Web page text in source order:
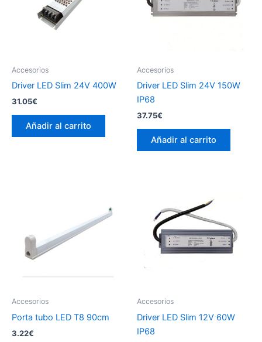
Accesorios
Driver LED Slim 24V 400W
31.05€
Añadir al carrito
Accesorios
Driver LED Slim 24V 150W
IP68
37.75€
Añadir al carrito
Accesorios
Porta tubo LED T8 90cm
3.22€
Accesorios
Driver LED Slim 12V 60W
IP68